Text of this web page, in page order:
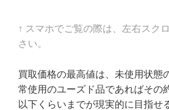
↑ スマホでご覧の際は、左右スク
さい。
買取価格の最高値は、未使用状態
常使用のユーズド品であればその
以下くらいまでが現実的に目指せ